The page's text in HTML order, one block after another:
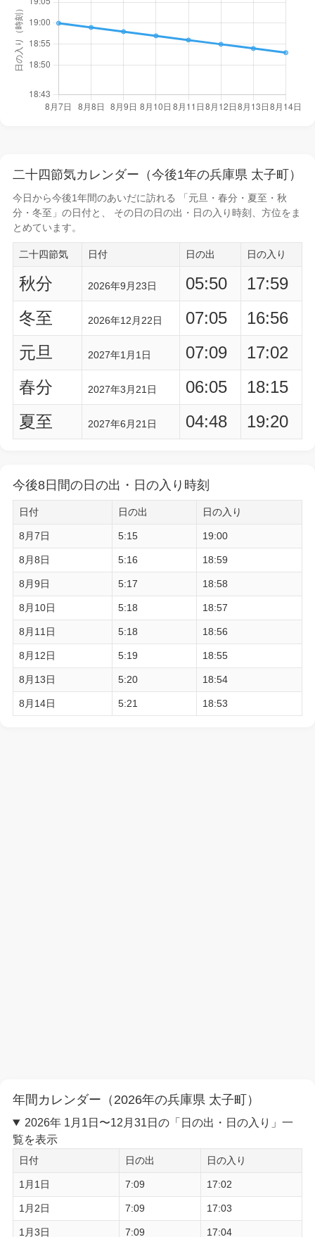
二十四節気カレンダー（今後1年の兵庫県 太子町）
今日から今後1年間のあいだに訪れる 「元旦・春分・夏至・秋
分・冬至」の日付と、 その日の日の出・日の入り時刻
、方位をま
とめています。
二十四節気 日付 日の出 日の入り
秋分 2026年9月23日 05:50
17:59
冬至
2026年12月22日 07:05
16:56
元旦
2027年1月1日 07:09
17:02
春分
2027年3月21日 06:05
18:15
夏至
2027年6月21日 04:48 19:20
今後8日間の日の出・日の入り時刻
日付 日の出 日の入り
8月7日 5:15 19:00
8月8日 5:16 18:59
8月9日 5:17 18:58
8月10日 5:18 18:57
8月11日 5:18 18:56
8月12日 5:19 18:55
8月13日 5:20 18:54
8月14日 5:21 18:53
年間カレンダー（2026年の兵庫県 太子町）
2026年 1月1日〜12月31日の「日の出・日の入り」一
覧を表示
日付 日の出 日の入り
1月1日 7:09 17:02
1月2日 7:09 17:03
1月3日 7:09 17:04